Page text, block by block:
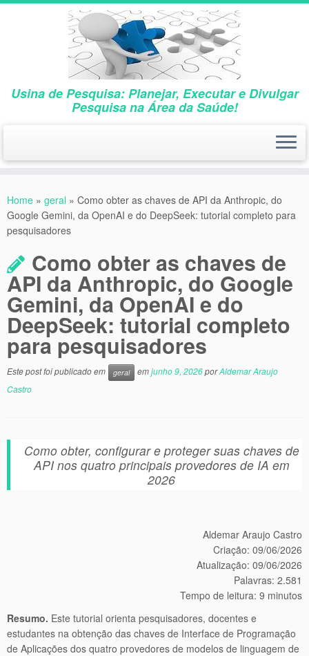
content
Usina de Pesquisa: Planejar, Executar e Divulgar
Pesquisa na Área da Saúde!
Home » geral » Como obter as chaves de API da Anthropic, do
Google Gemini, da OpenAI e do DeepSeek: tutorial completo para
pesquisadores
Como obter as chaves de
API da Anthropic, do Google
Gemini, da OpenAI e do
DeepSeek: tutorial completo
para pesquisadores
Este post foi publicado em geral emjunho 9, 2026porAldemar Araujo
Castro
Como obter, configurar e proteger suas chaves de
API nos quatro principais provedores de IA em
2026
Aldemar Araujo Castro
Criação: 09/06/2026
Atualização: 09/06/2026
Palavras: 2.581
Tempo de leitura: 9 minutos
Resumo. Este tutorial orienta pesquisadores, docentes e
estudantes na obtenção das chaves de Interface de Programação
de Aplicações dos quatro provedores de modelos de linguagem de